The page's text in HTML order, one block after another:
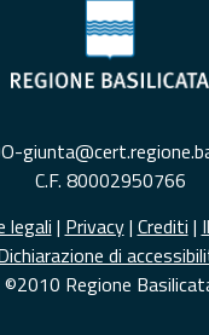
C.F. 80002950766
legali | Privacy| Crediti |
di
©2010 Regione